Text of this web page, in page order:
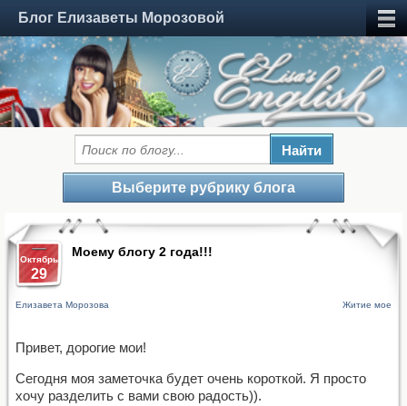
Блог Елизаветы Морозовой
Выберите рубрику блога
Октябрь
29
Моему блогу 2 года!!!
Елизавета Морозова Житие мое
Привет, дорогие мои!
Сегодня моя заметочка будет очень короткой. Я просто
хочу разделить с вами свою радость)).